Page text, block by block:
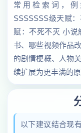
常用检索词，例
SSSSSSS级天赋
赋：不死不灭 小
书、哪些视频作品
的剧情梗概、人物
续扩展为更丰满的原
以下建议结合现